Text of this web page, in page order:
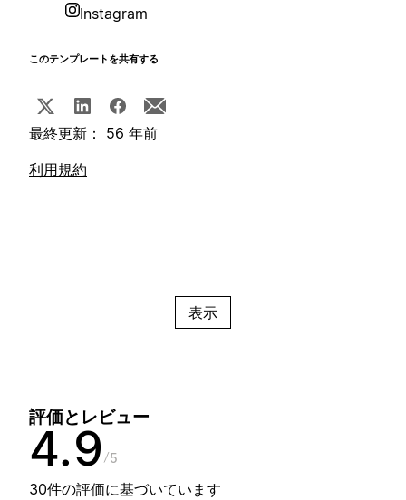
Instagram
このテンプレートを共有する
最終更新： 56 年前
利用規約
表示
評価とレビュー
4.9 5
30件の評価に基づいています